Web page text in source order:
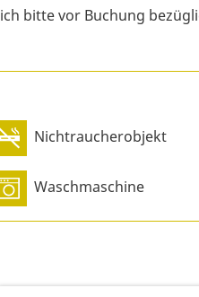
bitte vor Buchung
Nichtraucherobjekt
Waschmaschine